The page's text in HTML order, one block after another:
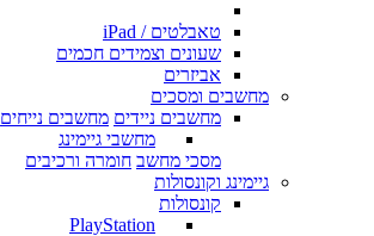
טאבלטים / iPad
שעונים וצמידים חכמים
אביזרים
מחשבים ומסכים
מחשבים ניידים מחשבים נייחים
מחשבי גיימינג
מסכי מחשב חומרה ורכיבים
גיימינג וקונסולות
קונסולות
PlayStation